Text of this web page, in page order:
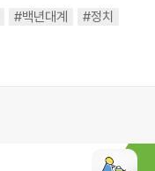
#백년대계
#정치